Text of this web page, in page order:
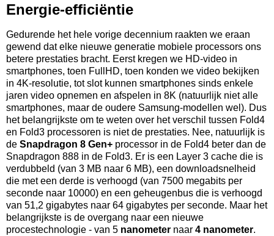
Energie-efficiëntie
Gedurende het hele vorige decennium raakten we eraan
gewend dat elke nieuwe generatie mobiele processors ons
betere prestaties bracht. Eerst kregen we HD-video in
smartphones, toen FullHD, toen konden we video bekijken
in 4K-resolutie, tot slot kunnen smartphones sinds enkele
jaren video opnemen en afspelen in 8K (natuurlijk niet alle
smartphones, maar de oudere Samsung-modellen wel). Dus
het belangrijkste om te weten over het verschil tussen Fold4
en Fold3 processoren is niet de prestaties. Nee, natuurlijk is
de Snapdragon 8 Gen+ processor in de Fold4 beter dan de
Snapdragon 888 in de Fold3. Er is een Layer 3 cache die is
verdubbeld (van 3 MB naar 6 MB), een downloadsnelheid
die met een derde is verhoogd (van 7500 megabits per
seconde naar 10000) en een geheugenbus die is verhoogd
van 51,2 gigabytes naar 64 gigabytes per seconde. Maar het
belangrijkste is de overgang naar een nieuwe
procestechnologie - van 5 nanometer naar 4 nanometer.